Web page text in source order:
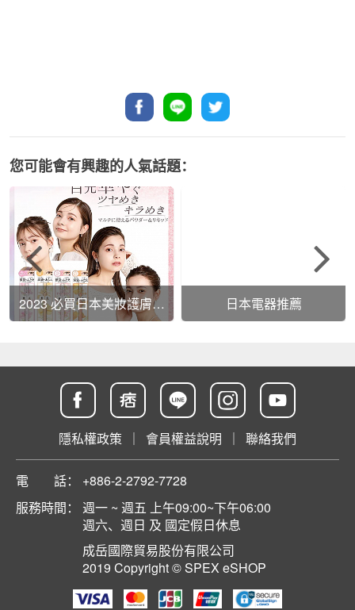
您可能會有興趣的人氣話題：
2023 必買日本美妝護膚商
日本電器推薦
隱私權政策 ｜ 會員權益說明 ｜ 聯絡我們
電 話：
+886-2-2792-7728
服務時間：
週一 ~ 週五 上午09:00~下午06:00
週六、週日 及 國定假日休息
成岳國際貿易股份有限公司
2019 Copyright © SPEX eSHOP